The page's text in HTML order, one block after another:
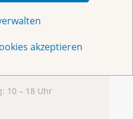
akzeptieren
10 – 18 Uhr
10 – 18 Uhr